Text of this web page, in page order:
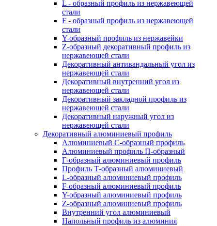
L - образный профиль из нержавеющей
стали
F - образный профиль из нержавеющей
стали
Y-образный профиль из нержавейки
Z-образный декоративный профиль из
нержавеющей стали
Декоративный антивандальный угол из
нержавеющей стали
Декоративный внутренний угол из
нержавеющей стали
Декоративный закладной профиль из
нержавеющей стали
Декоративный наружный угол из
нержавеющей стали
Декоративный алюминиевый профиль
Алюминиевый С-образный профиль
Алюминиевый профиль П-образный
Г-образный алюминиевый профиль
Профиль Т-образный алюминиевый
L-образный алюминиевый профиль
F-образный алюминиевый профиль
Y-образный алюминиевый профиль
Z-образный алюминиевый профиль
Внутренний угол алюминиевый
Напольный профиль из алюминия